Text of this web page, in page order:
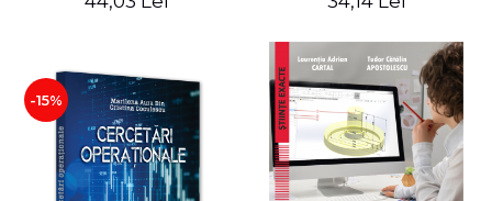
-15%